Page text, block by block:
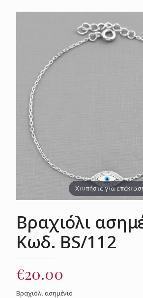
Χτυπήστε για
Βραχιόλι
Κωδ. BS/112
€20.00
Βραχιόλι ασημένιο